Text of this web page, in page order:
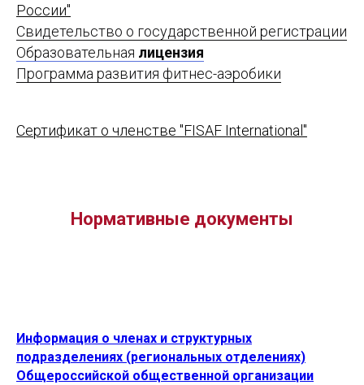
России"
Свидетельство о государственной регистрации
Образовательная лицензия
Программа развития фитнес-аэробики
Сертификат о членстве "FISAF International"
Нормативные документы
Информация о членах и структурных
подразделениях (региональных отделениях)
Общероссийской общественной организации